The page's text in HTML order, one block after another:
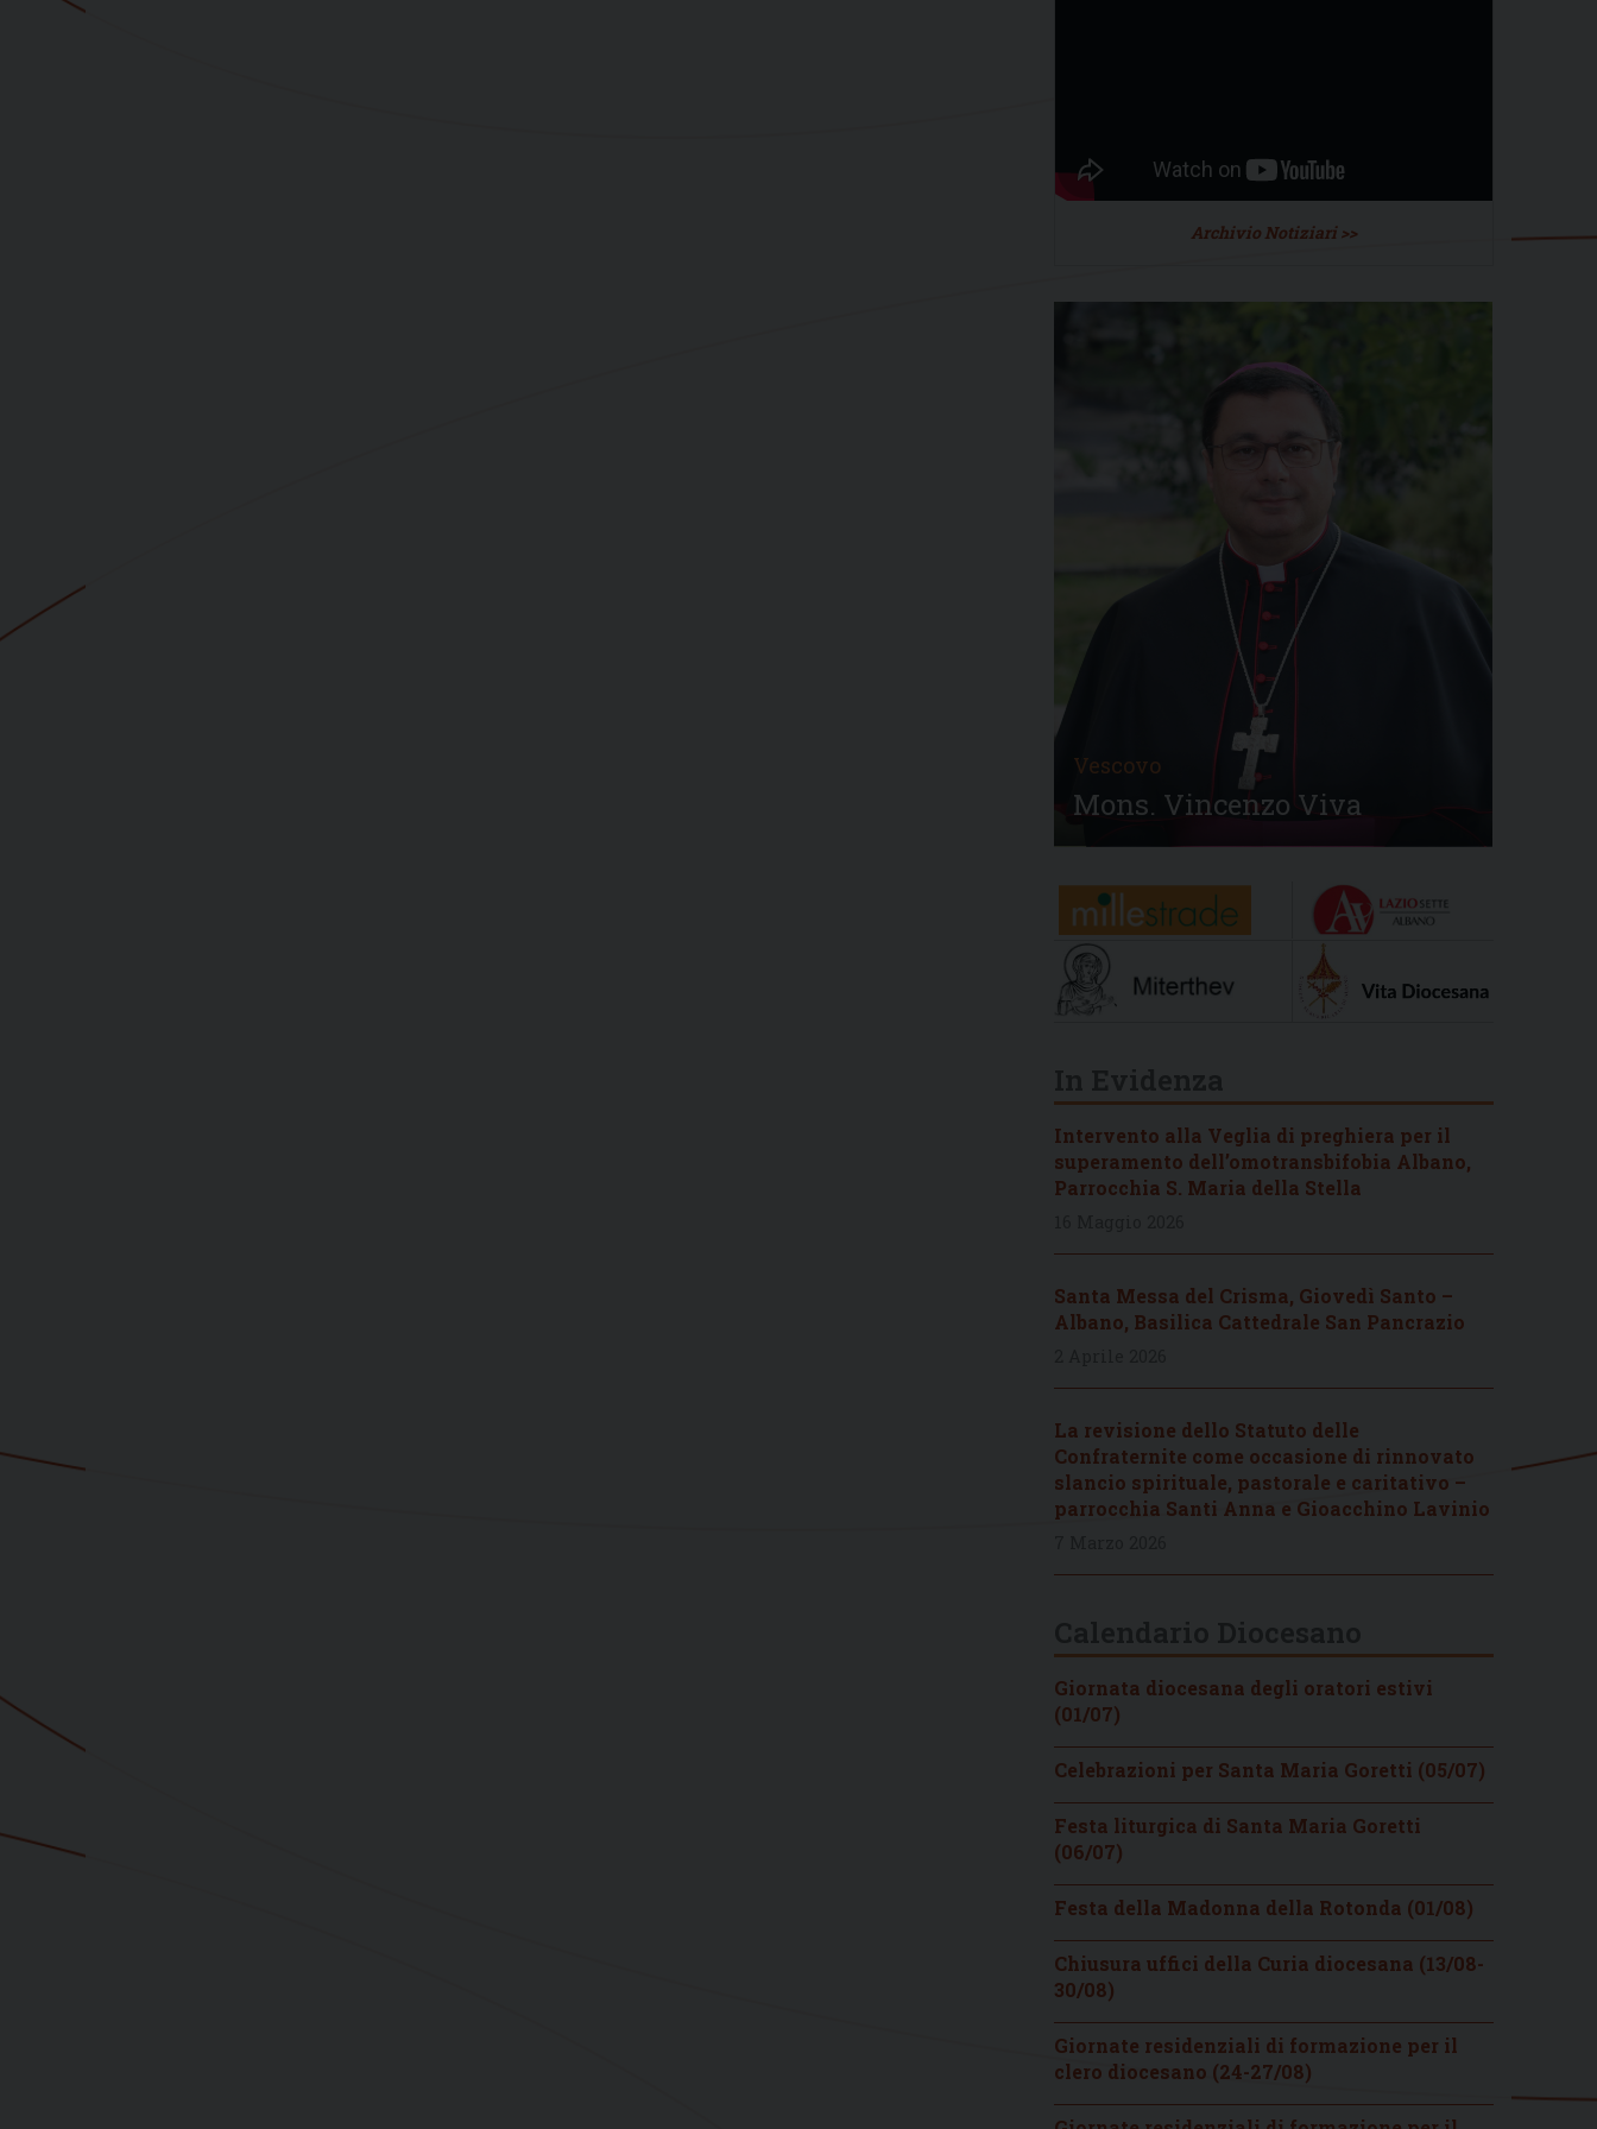
Archivio Notiziari >>
Vescovo
Mons. Vincenzo Viva
Intervento alla Veglia di preghiera per il
superamento dell’omotransbifobia Albano,
Parrocchia S. Maria della Stella
Santa Messa del Crisma, Giovedì Santo –
Albano, Basilica Cattedrale San Pancrazio
La revisione dello Statuto delle
Confraternite come occasione di rinnovato
slancio spirituale, pastorale e caritativo –
parrocchia Santi Anna e Gioacchino Lavinio
Giornata diocesana degli oratori estivi
(01/07)
Celebrazioni per Santa Maria Goretti (05/07)
Festa liturgica di Santa Maria Goretti
(06/07)
Festa della Madonna della Rotonda (01/08)
Chiusura uffici della Curia diocesana (13/08-
30/08)
Giornate residenziali di formazione per il
clero diocesano (24-27/08)